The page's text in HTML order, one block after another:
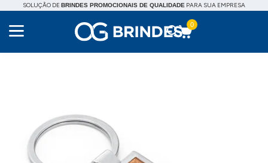
SOLUÇÃO DEBRINDES PROMOCIONAIS DE QUALIDADE PARA SUA EMPRESA
0